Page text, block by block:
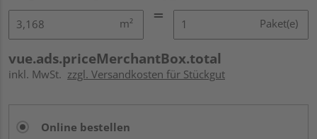
m² Paket(e)
vue.ads.priceMerchantBox.total
inkl. MwSt. zzgl. Versandkosten für Stückgut
Online bestellen